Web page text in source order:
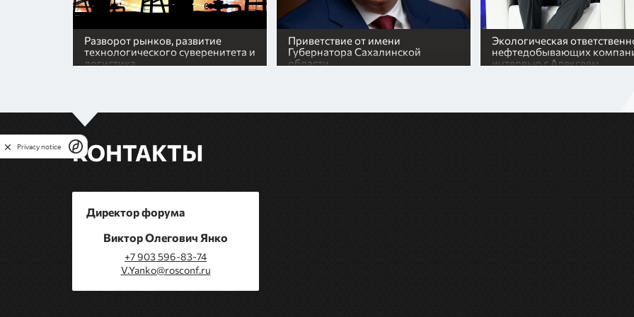
Разворот рынков, развитие
технологического суверенитета и
логистика
Приветствие от имени
Губернатора Сахалинской
области
Экологическая
нефтедобывающих
интервью с Алексеем
КОНТАКТЫ
Директор форума
Виктор Олегович Янко
+7 903 596-83-74
V.Yanko@rosconf.ru
Privacy notice